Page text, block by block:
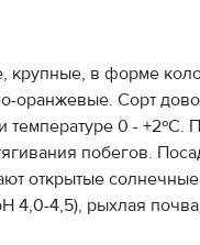
крупные, в форме
оранжевые. Сорт
температуре 0 -
побегов.
открытые
4,0-4,5), рыхлая